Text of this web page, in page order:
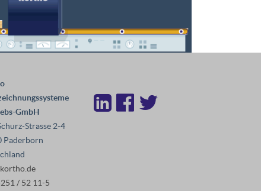
GmbH
Strasse 2-4
Paderborn
/ 52 11-5